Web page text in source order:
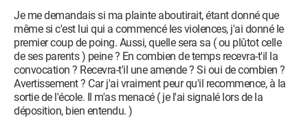
Je me demandais si ma plainte aboutirait, étant donné que
même si c'est lui qui a commencé les violences, j'ai donné le
premier coup de poing. Aussi, quelle sera sa ( ou plûtot celle
de ses parents ) peine ? En combien de temps recevra-t'il la
convocation ? Recevra-t'il une amende ? Si oui de combien ?
Avertissement ? Car j'ai vraiment peur qu'il recommence, à la
sortie de l'école. Il m'as menacé ( je l'ai signalé lors de la
déposition, bien entendu. )